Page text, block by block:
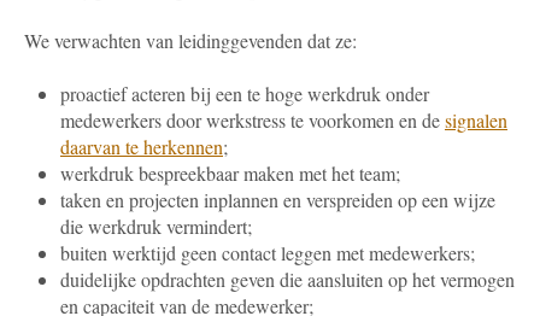
We verwachten van leidinggevenden dat ze:
proactief acteren bij een te hoge werkdruk onder
medewerkers door werkstress te voorkomen en designalen
daarvan te herkennen;
werkdruk bespreekbaar maken met het team;
taken en projecten inplannen en verspreiden op een wijze
die werkdruk vermindert;
buiten werktijd geen contact leggen met medewerkers;
duidelijke opdrachten geven die aansluiten op het vermogen
en capaciteit van de medewerker;